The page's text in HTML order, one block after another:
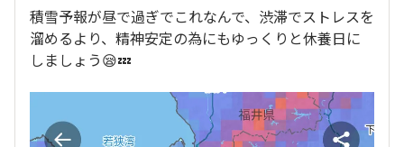
積雪予報が昼で過ぎでこれなんで、渋滞でストレスを
溜めるより、精神安定の為にもゆっくりと休養日に
しましょう😪💤